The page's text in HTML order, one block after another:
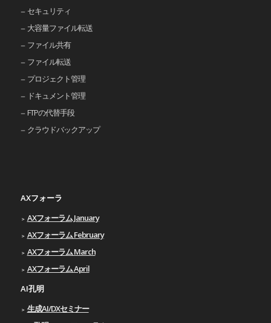
セキュリティ
大容量ファイル転送
ファイル共有
ファイル転送
プロジェクト管理
ドキュメント管理
FTPの代替手段
クラウドバックアップ
AXフォーラ
AXフォーラム January
AXフォーラム February
AXフォーラム March
AXフォーラム April
AI孔明
生成AI/DXセミナー